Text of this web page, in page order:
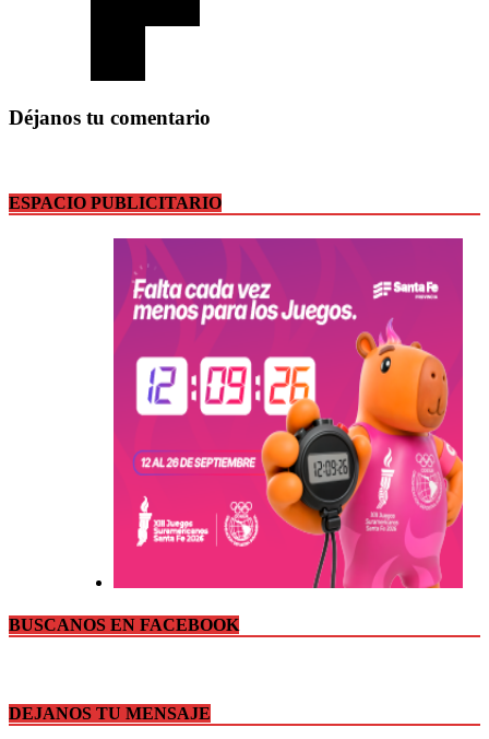
Déjanos tu comentario
ESPACIO PUBLICITARIO
BUSCANOS EN FACEBOOK
DEJANOS TU MENSAJE